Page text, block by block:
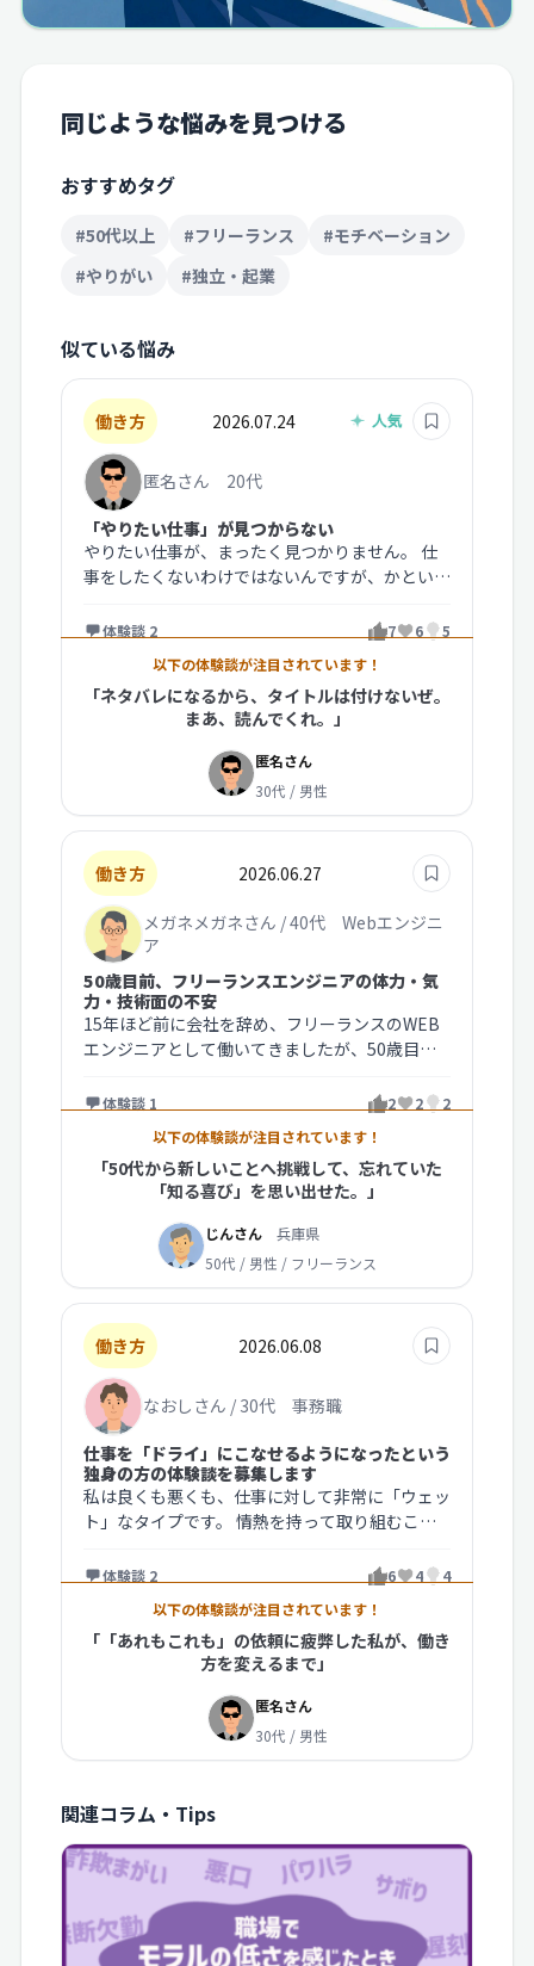
同じような悩みを見つける
おすすめタグ
#50代以上 #フリーランス
#モチベーション
#やりがい
#独立・起業
似ている悩み
働き方 2026.07.24
「やりたい仕事」が見つからない
やりたい仕事が、まったく見つかりません。 仕
事をしたくないわけではないんですが、かといっ
匿名さん 20代
体験談 2 7 6
5
以下の体験談が注目されています！
「ネタバレになるから、タイトルは付けないぜ。
まあ、読んでくれ。」
匿名さん
30代 / 男性
働き方 2026.06.27
50歳目前、フリーランスエンジニアの体力・気
力・技術面の不安
15年ほど前に会社を辞め、フリーランスのWEB
エンジニアとして働いてきましたが、50歳目前
メガネメガネさん / 40代 Webエンジニ
ア
体験談 1 2 2
2
以下の体験談が注目されています！
「50代から新しいことへ挑戦して、忘れていた
「知る喜び」を思い出せた。」
じんさん
兵庫県
50代 / 男性 / フリーランス
働き方 2026.06.08
仕事を「ドライ」にこなせるようになったという
独身の方の体験談を募集します
私は良くも悪くも、仕事に対して非常に「ウェッ
ト」なタイプです。 情熱を持って取り組むこと
なおしさん / 30代 事務職
体験談 2 6 4
4
以下の体験談が注目されています！
「「あれもこれも」の依頼に疲弊した私が、働き
方を変えるまで」
匿名さん
30代 / 男性
関連コラム・Tips